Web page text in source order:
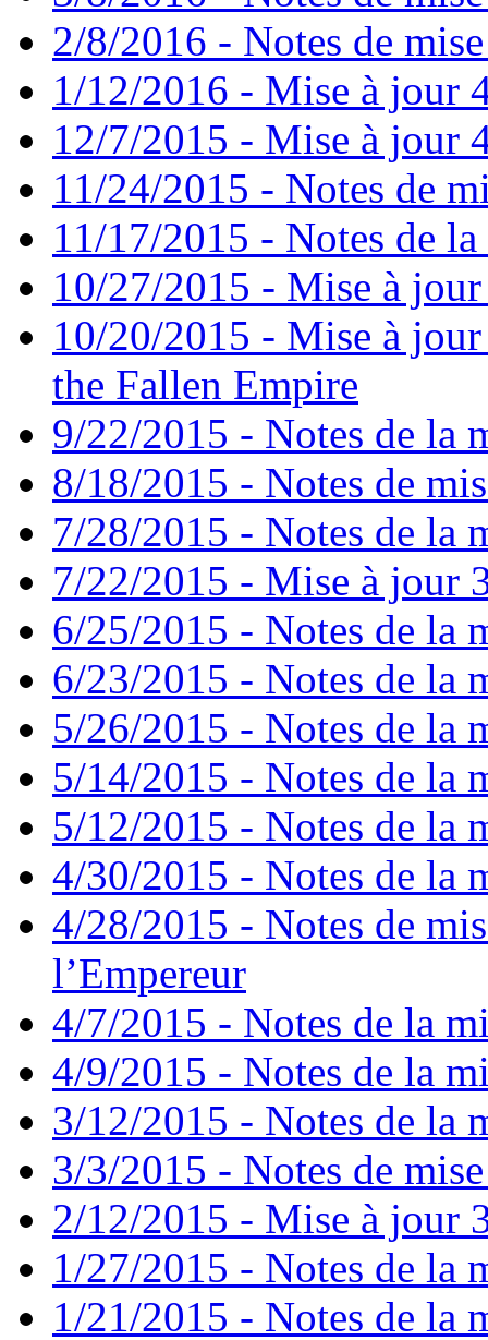
2/8/2016 - Notes de
1/12/2016 - Mise à jour
12/7/2015 - Mise à jour
11/24/2015 - Notes de
11/17/2015 - Notes de
10/27/2015 - Mise à
10/20/2015 - Mise à
the Fallen Empire
9/22/2015 - Notes de la
8/18/2015 - Notes de
7/28/2015 - Notes de la
7/22/2015 - Mise à jour
6/25/2015 - Notes de la
6/23/2015 - Notes de la
5/26/2015 - Notes de la
5/14/2015 - Notes de la
5/12/2015 - Notes de la
4/30/2015 - Notes de la
4/28/2015 - Notes de
l’Empereur
4/7/2015 - Notes de la
4/9/2015 - Notes de la
3/12/2015 - Notes de la
3/3/2015 - Notes de
2/12/2015 - Mise à jour
1/27/2015 - Notes de la
1/21/2015 - Notes de la